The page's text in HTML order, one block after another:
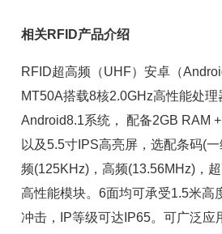
相关RFID产品介绍
RFID超高频（UHF）安卓（
MT50A搭载8核2.0GHz高性能处
Android8.1系统， 配备2GB RAM +
以及5.5寸IPS高亮屏，选配条码(
频(125KHz)，高频(13.56MHz)，
高性能模块。6面均可承受1.5米高
冲击，IP等级可达IP65。可广泛应